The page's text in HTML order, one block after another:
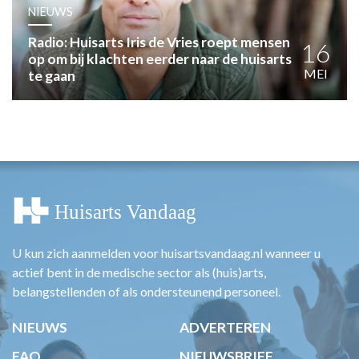
PRAKTIJKZAKEN
TARIEVEN
VPHUISARTSEN
MEDISCHE VAKHANDEL
NIEUWS
Radio: Huisarts Iris de Vries roept mensen
op om bij klachten eerder naar de huisarts
te gaan
16
MEI
U kun zich aanmelden voor huisartsvandaag.nl wanneer u
actief bent in de medische sector als (huis)arts,
belangstellenden of als ondersteunend personeel.
NIEUWS
ADVERTEREN